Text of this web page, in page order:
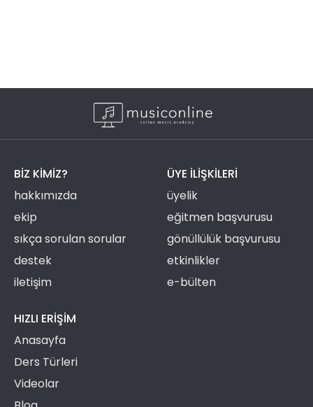
BIZ KIMIZ?
hakkımızda
ekip
sıkça sorulan sorular
destek
iletişim
ÜYE ILIŞKILERI
üyelik
eğitmen başvurusu
gönüllülük başvurusu
etkinlikler
e-bülten
HIZLI ERIŞIM
Anasayfa
Ders Türleri
Videolar